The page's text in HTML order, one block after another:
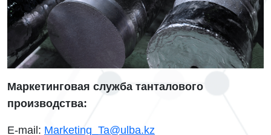
Маркетинговая служба танталового
производства:
E-mail: Marketing_Ta@ulba.kz